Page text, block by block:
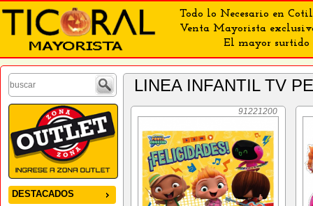
Todo lo Necesario en
Venta Mayorista
El mayor surtido
DESTACADOS
LINEA INFANTIL TV
91221200